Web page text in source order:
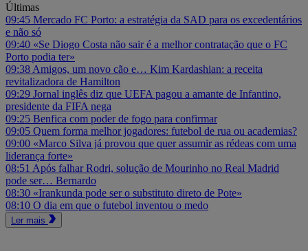
Últimas
09:45 Mercado FC Porto: a estratégia da SAD para os excedentários
e não só
09:40 «Se Diogo Costa não sair é a melhor contratação que o FC
Porto podia ter»
09:38 Amigos, um novo cão e… Kim Kardashian: a receita
revitalizadora de Hamilton
09:29 Jornal inglês diz que UEFA pagou a amante de Infantino,
presidente da FIFA nega
09:25 Benfica com poder de fogo para confirmar
09:05 Quem forma melhor jogadores: futebol de rua ou academias?
09:00 «Marco Silva já provou que quer assumir as rédeas com uma
liderança forte»
08:51 Após falhar Rodri, solução de Mourinho no Real Madrid
pode ser… Bernardo
08:30 «Irankunda pode ser o substituto direto de Pote»
08:10 O dia em que o futebol inventou o medo
Ler mais